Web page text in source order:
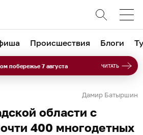
Происшествия Блоги
побережье 7 августа ЧИТАТЬ
Дамир Батыршин
области с
400 многодетных